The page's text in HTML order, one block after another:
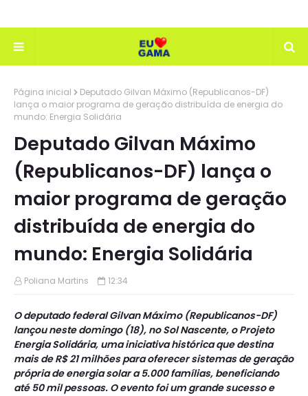
Página inicial
Deputado Gilvan Máximo (Republicanos-DF)
lança o maior programa de geração distribuída de energia do
mundo: Energia Solidária
Deputado Gilvan Máximo
(Republicanos-DF) lança o
maior programa de geração
distribuída de energia do
mundo: Energia Solidária
Poliana Martins 12:34
O deputado federal Gilvan Máximo (Republicanos-DF)
lançou neste domingo (18), no Sol Nascente, o Projeto
Energia Solidária, uma iniciativa histórica que destina
mais de R$ 21 milhões para oferecer sistemas de geração
própria de energia solar a 5.000 famílias, beneficiando
até 50 mil pessoas. O evento foi um grande sucesso e